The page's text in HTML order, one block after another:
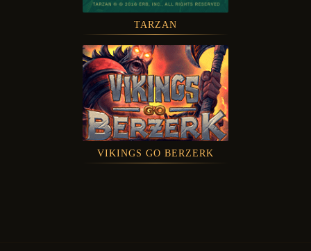
TARZAN
VIKINGS GO BERZERK